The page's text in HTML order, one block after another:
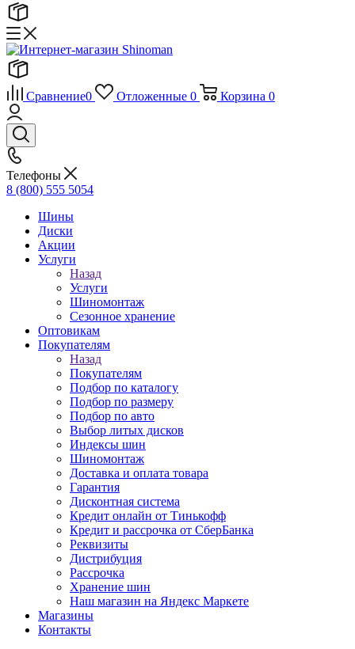
Сравнение0 Отложенные 0 Корзина 0
Телефоны
8 (800) 555 5054
Шины
Диски
Акции
Услуги
Назад
Услуги
Шиномонтаж
Сезонное хранение
Оптовикам
Покупателям
Назад
Покупателям
Подбор по каталогу
Подбор по размеру
Подбор по авто
Выбор литых дисков
Индексы шин
Шиномонтаж
Доставка и оплата товара
Гарантия
Дисконтная система
Кредит онлайн от Тинькофф
Кредит и рассрочка от СберБанка
Реквизиты
Дистрибуция
Рассрочка
Хранение шин
Наш магазин на Яндекс Маркете
Магазины
Контакты